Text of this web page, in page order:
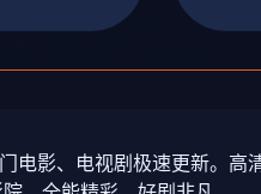
电影、电视剧极速更新。